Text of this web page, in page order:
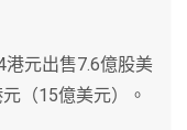
元出售7.6億股美
（15億美元）。